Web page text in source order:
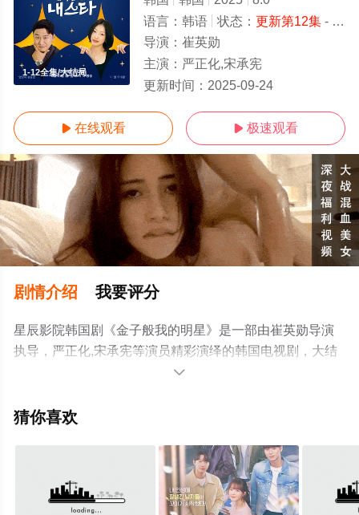
1-12全集/大结局
语言： 韩语 状态： 更新第12集- 免费在线观看
导演： 崔英勋
主演： 严正化,宋承宪
更新时间： 2025-09-24
 在线观看  极速观看
剧情介绍 我要评分
星辰影院韩国剧《金子般我的明星》是一部由崔英勋导演
执导，严正化,宋承宪等演员精彩演绎的韩国电视剧，大结
局剧情已揭晓（1-12全集），手机免费观看高清无删减完
豆瓣电视剧、电视猫或剧情网等平台了解。

猜你喜欢